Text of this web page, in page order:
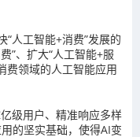
人工智能+消费”发展的
”、扩大“人工智能+服
费领域的人工智能应用
级用户、精准响应多样
的坚实基础，使得AI变